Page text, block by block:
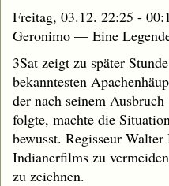
Freitag, 03.12. 22:25 -
Geronimo — Eine
3Sat zeigt zu später
bekanntesten
der nach seinem
folgte, machte die
bewusst. Regisseur
Indianerfilms zu
zu zeichnen.